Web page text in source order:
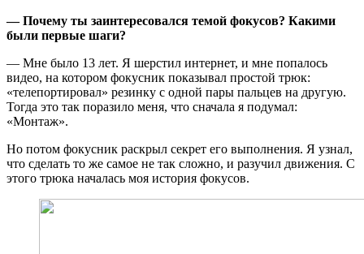
— Почему ты заинтересовался темой фокусов? Какими
были первые шаги?
— Мне было 13 лет. Я шерстил интернет, и мне попалось
видео, на котором фокусник показывал простой трюк:
«телепортировал» резинку с одной пары пальцев на другую.
Тогда это так поразило меня, что сначала я подумал:
«Монтаж».
Но потом фокусник раскрыл секрет его выполнения. Я узнал,
что сделать то же самое не так сложно, и разучил движения. С
этого трюка началась моя история фокусов.